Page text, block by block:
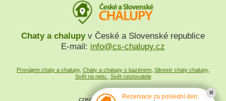
Chaty a chalupyv České a Slovenské republice
E-mail: info@cs-chalupy.cz
Pronájem chaty a chalupy, Chaty a chalupy s bazénem, Silvestr chaty chalupy,
Svět na netu , Svět cestovatele
created bySYMPACT
Rezervace za poslední den: